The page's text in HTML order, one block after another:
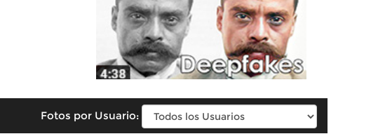
Fotos por Usuario: